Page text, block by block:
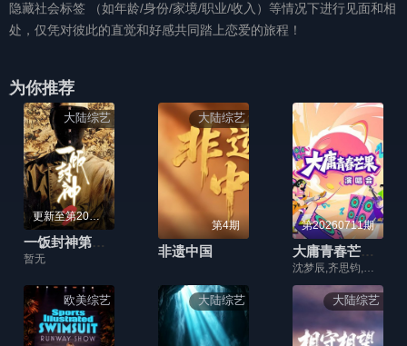
隐藏社会标签 （如年龄/身份/家境/职业/收入）等情况下进行见面和相
处，仅凭对彼此的直觉和好感共同踏上恋爱的旅程！
为你推荐
大陆综艺
更新至第20260806期
一饭封神第二季
暂无
大陆综艺
第4期
非遗中国
第20260711期
大庸青春芒果演唱会
沈梦辰,齐思钧,郑方一
欧美综艺 大陆综艺 大陆综艺